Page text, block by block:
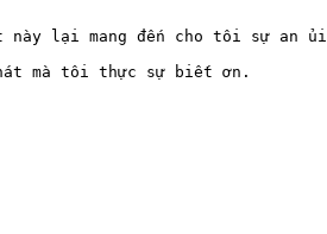
này lại mang đến cho tôi sự an
mà tôi thực sự biết ơn.